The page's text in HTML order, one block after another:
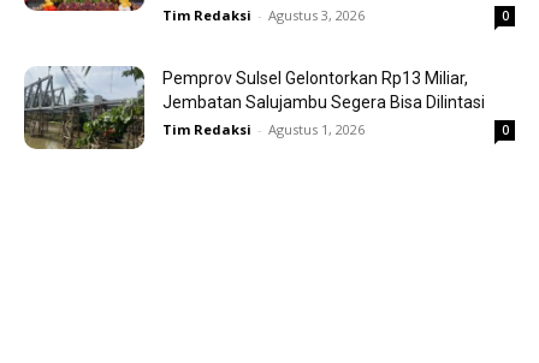
Tim Redaksi - Agustus 3, 2026 0
Pemprov Sulsel Gelontorkan Rp13 Miliar,
Jembatan Salujambu Segera Bisa Dilintasi
Tim Redaksi - Agustus 1, 2026 0